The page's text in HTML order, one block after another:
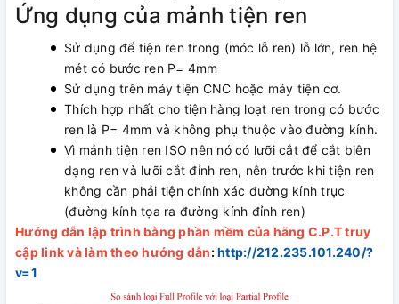
Ứng dụng của mảnh tiện ren
Sử dụng để tiện ren trong (móc lỗ ren) lỗ lớn, ren hệ
mét có bước ren P= 4mm
Sử dụng trên máy tiện CNC hoặc máy tiện cơ.
Thích hợp nhất cho tiện hàng loạt ren trong có bước
ren là P= 4mm và không phụ thuộc vào đường kính.
Vì mảnh tiện ren ISO nên nó có lưỡi cắt để cắt biên
dạng ren và lưỡi cắt đỉnh ren, nên trước khi tiện ren
không cần phải tiện chính xác đường kính trục
(đường kính tọa ra đường kính đỉnh ren)
Hướng dẫn lập trình bằng phần mềm của hãng C.P.T truy
cập link và làm theo hướng dẫn:http://212.235.101.240/?
v=1